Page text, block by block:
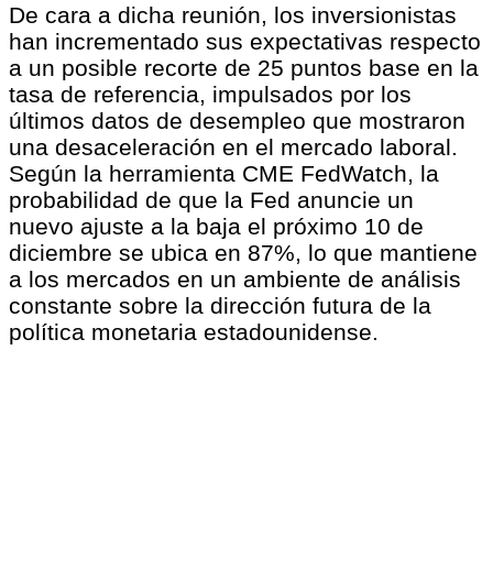
De cara a dicha reunión, los inversionistas
han incrementado sus expectativas respecto
a un posible recorte de 25 puntos base en la
tasa de referencia, impulsados por los
últimos datos de desempleo que mostraron
una desaceleración en el mercado laboral.
Según la herramienta CME FedWatch, la
probabilidad de que la Fed anuncie un
nuevo ajuste a la baja el próximo 10 de
diciembre se ubica en 87%, lo que mantiene
a los mercados en un ambiente de análisis
constante sobre la dirección futura de la
política monetaria estadounidense.